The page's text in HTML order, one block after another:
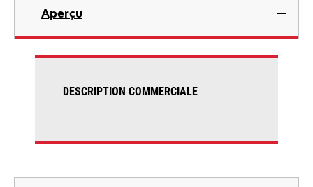
Aperçu
DESCRIPTION COMMERCIALE